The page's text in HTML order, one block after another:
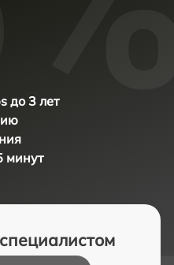
до 3 лет
минут